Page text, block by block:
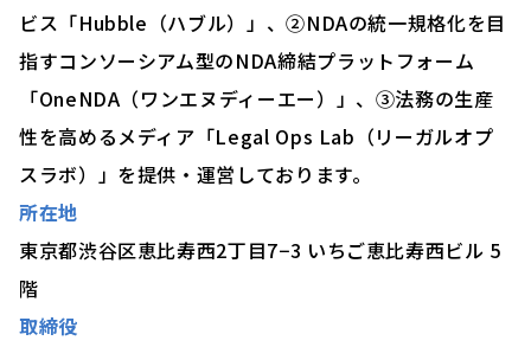
ビス「Hubble（ハブル）」、②NDAの統一規格化を目
指すコンソーシアム型のNDA締結プラットフォーム
「OneNDA（ワンエヌディーエー）」、③法務の生産
性を高めるメディア「Legal Ops Lab（リーガルオプ
スラボ）」を提供・運営しております。
所在地
東京都渋谷区恵比寿西2丁目7−3 いちご恵比寿西ビル 5
階
取締役